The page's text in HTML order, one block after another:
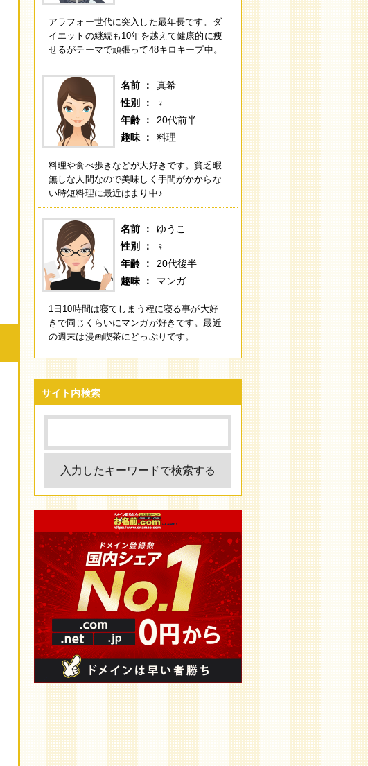
アラフォー世代に突入した最年長です。ダ
イエットの継続も10年を越えて健康的に痩
せるがテーマで頑張って48キロキープ中。
名前
真希
性別
♀
年齢
20代前半
趣味
料理
料理や食べ歩きなどが大好きです。貧乏暇
無しな人間なので美味しく手間がかからな
い時短料理に最近はまり中♪
名前
ゆうこ
性別
♀
年齢
20代後半
趣味
マンガ
1日10時間は寝てしまう程に寝る事が大好
きで同じくらいにマンガが好きです。最近
の週末は漫画喫茶にどっぷりです。
サイト内検索